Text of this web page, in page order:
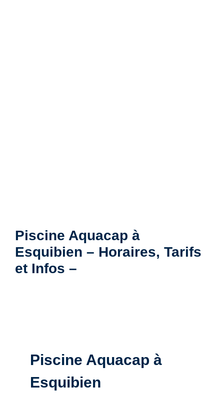
Piscine Aquacap à
Esquibien – Horaires, Tarifs
et Infos –
Piscine Aquacap à
Esquibien